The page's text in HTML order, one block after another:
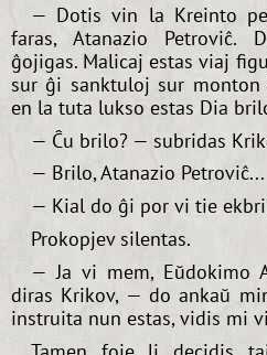
— Dotis vin la Kreinto
faras, Atanazio Petroviĉ.
ĝojigas. Malicaj estas viaj
sur ĝi sanktuloj sur
en la tuta lukso estas Dia
— Ĉu brilo? — subridas
— Brilo, Atanazio Petroviĉ...
— Kial do ĝi por vi tie
Prokopjev silentas.
— Ja vi mem, Eŭdokimo
diras Krikov, — do ankaŭ
instruita nun estas, vidis mi